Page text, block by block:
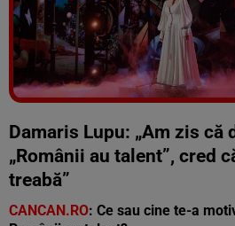
Damaris Lupu: „Am zis că
„Românii au talent”, cred
treabă”
CANCAN.RO: Ce sau cine te-a